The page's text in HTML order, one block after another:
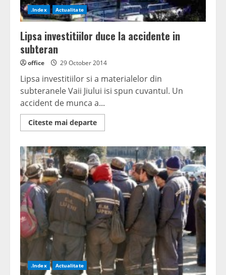
.Index Actualitate
Lipsa investitiilor duce la accidente in
subteran
office 29 October 2014
Lipsa investitiilor si a materialelor din
subteranele Vaii Jiului isi spun cuvantul. Un
accident de munca a...
Citeste mai departeRead
more
investitiilor
duce
la
accidente
in
subteran
.Index Actualitate